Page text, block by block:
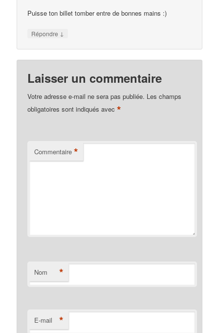
Puisse ton billet tomber entre de bonnes mains :)
Répondre ↓
Laisser un commentaire
Votre adresse e-mail ne sera pas publiée. Les champs
obligatoires sont indiqués avec*
Commentaire *
Nom *
E-mail *